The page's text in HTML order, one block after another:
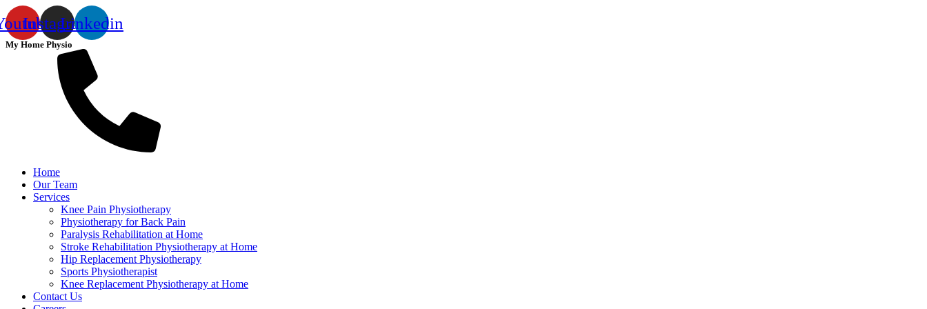
InstagramLinkedin
My Home Physio
Home
Our Team
Services
Knee Pain Physiotherapy
Physiotherapy for Back Pain
Paralysis Rehabilitation at Home
Stroke Rehabilitation Physiotherapy at Home
Hip Replacement Physiotherapy
Sports Physiotherapist
Knee Replacement Physiotherapy at Home
Contact Us